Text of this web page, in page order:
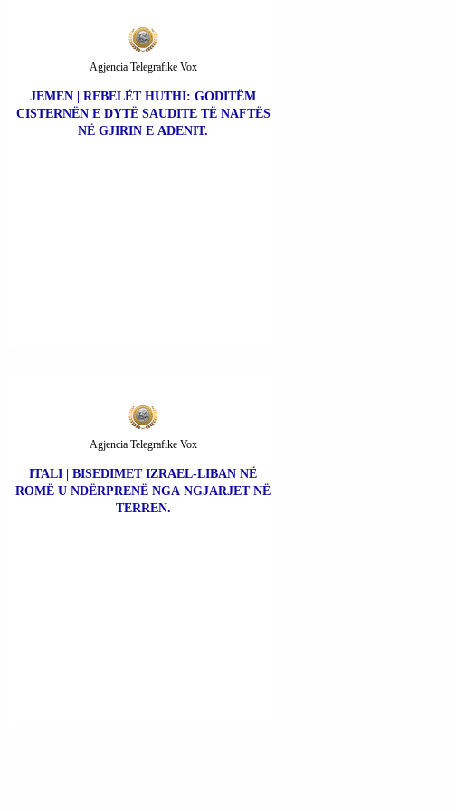
JEMEN | REBELËT HUTHI: GODITËM
CISTERNËN E DYTË SAUDITE TË NAFTËS
NË GJIRIN E ADENIT.
Agjencia Telegrafike Vox
ITALI | BISEDIMET IZRAEL-LIBAN NË
ROMË U NDËRPRENË NGA NGJARJET NË
TERREN.
Agjencia Telegrafike Vox